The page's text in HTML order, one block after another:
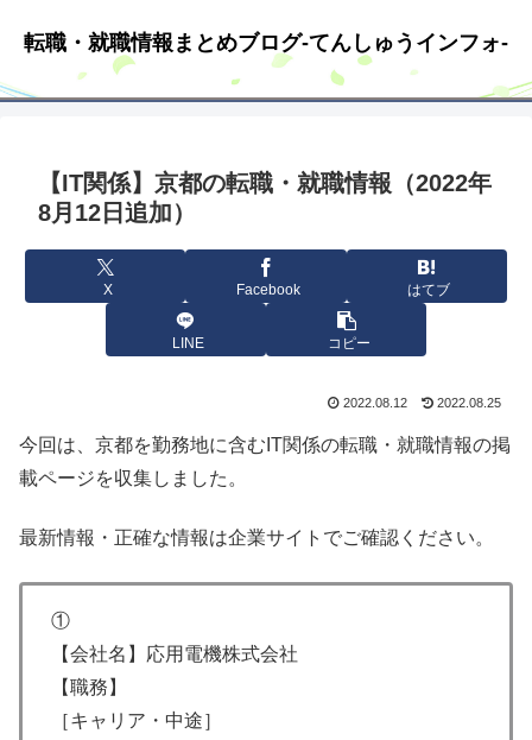
転職・就職情報まとめブログ-てんしゅうインフォ-
【IT関係】京都の転職・就職情報（2022年
8月12日追加）
X Facebook はてブ
LINE コピー
2022.08.12 2022.08.25
今回は、京都を勤務地に含むIT関係の転職・就職情報の掲
載ページを収集しました。
最新情報・正確な情報は企業サイトでご確認ください。
①
【会社名】応用電機株式会社
【職務】
［キャリア・中途］